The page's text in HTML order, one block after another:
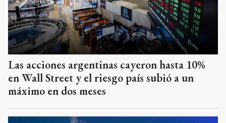
Las acciones argentinas cayeron hasta 10%
en Wall Street y el riesgo país subió a un
máximo en dos meses